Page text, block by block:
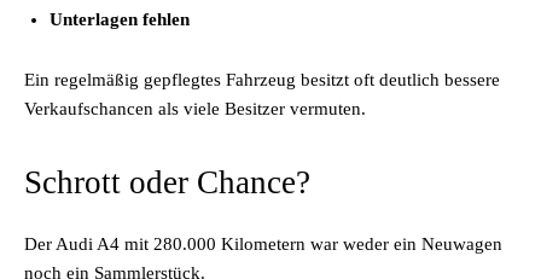
Unterlagen fehlen
Ein regelmäßig gepflegtes Fahrzeug besitzt oft deutlich bessere
Verkaufschancen als viele Besitzer vermuten.
Schrott oder Chance?
Der Audi A4 mit 280.000 Kilometern war weder ein Neuwagen
noch ein Sammlerstück.